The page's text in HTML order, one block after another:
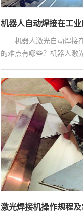
机器人激光自动焊接
的难点有哪些？机器人激
激光焊接机操作规程